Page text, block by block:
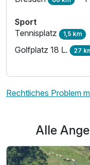
Sport
Tennisplatz 1,5 km
Golfplatz 18 L. 27
Rechtliches Problem
Alle